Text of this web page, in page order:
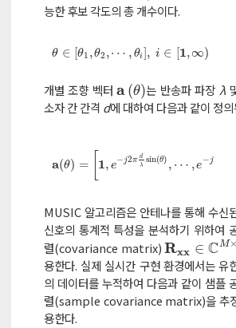
능한 후보 각도의 총 개수이다.
θ ∈ [θ1 ,θ2 ,⋯ , θi], i ∈ [1,∞)
θ∈θ1, θ2,,θi, i ∈ 1,∞
개별 조향 벡터a (θ)
aθ 는 반송파 파장 λ
소자 간 간격 d에 대하여 다음과 같이 정의
a(θ) = 1 , e− j2π d
λ
sin(θ) , ⋯ , e− j2
a( θ)= 1,e-j2πdλsinθ ,,e-j2π
MUSIC 알고리즘은 안테나를 통해 수신
신호의 통계적 특성을 분석하기 위하여
렬(covariance matrix)Rxx ∈ CM
Rxx∈ CM×M
용한다. 실제 실시간 구현 환경에서는 유
의 데이터를 누적하여 다음과 같이 샘플
렬(sample covariance matrix)을 추
용한다.